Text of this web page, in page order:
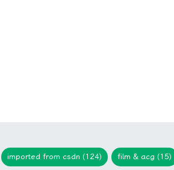
imported from csdn (124) film & acg (15)